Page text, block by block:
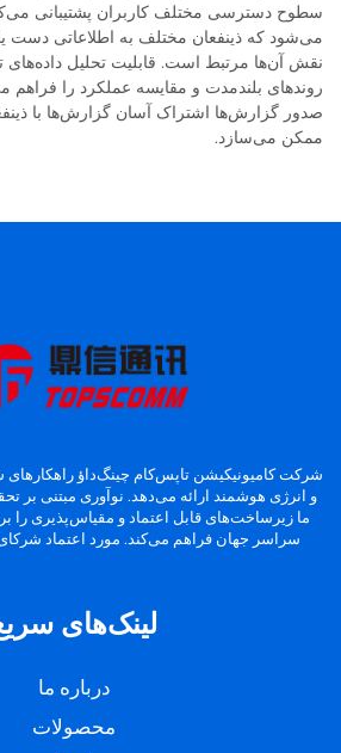
سطوح دسترسی مختلف کاربران پشتیبانی
می‌شود که ذینفعان مختلف به اطلاعاتی دست
نقش آن‌ها مرتبط است. قابلیت تحلیل داده‌های
روندهای بلندمدت و مقایسه عملکرد را فراهم
صدور گزارش‌ها اشتراک آسان گزارش‌ها با
ممکن می‌سازد.
و انرژی هوشمند ارائه می‌دهد. نوآوری مبتنی بر
ما زیرساخت‌های قابل اعتماد و مقیاس‌پذیری را
سراسر جهان فراهم می‌کند. مورد اعتماد
لینک‌های
درباره ما
محصولات